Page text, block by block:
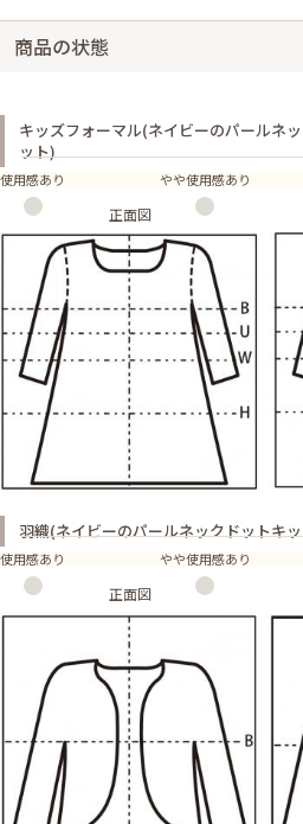
商品の状態
キッズフォーマル(ネイビーのパールネ
ット)
使用感あり やや使用感あり
正面図
羽織(ネイビーのパールネックドットキ
使用感あり やや使用感あり
正面図